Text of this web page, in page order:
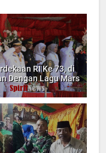
RI Ke 73, di
Dengan Lagu Mars